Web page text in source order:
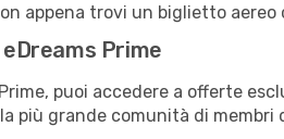
appena trovi un biglietto
Prime
puoi accedere a offerte
più grande comunità di